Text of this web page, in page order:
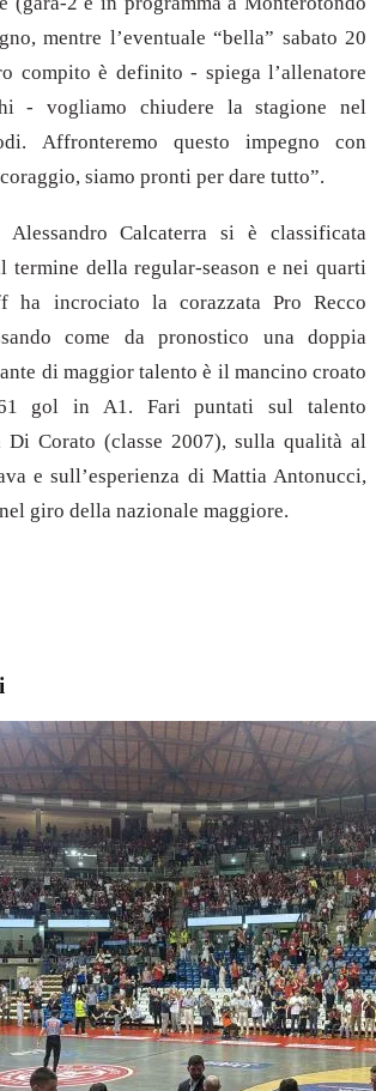
mentre l’eventuale “bella” sabato 20
compito è definito - spiega l’allenatore
- vogliamo chiudere la stagione nel
Affronteremo questo impegno con
siamo pronti per dare tutto”.
Calcaterra si è classificata
termine della regular-season e nei quarti
ha incrociato la corazzata Pro Recco
come da pronostico una doppia
di maggior talento è il mancino croato
gol in A1. Fari puntati sul talento
Di Corato (classe 2007), sulla qualità al
e sull’esperienza di Mattia Antonucci,
giro della nazionale maggiore.